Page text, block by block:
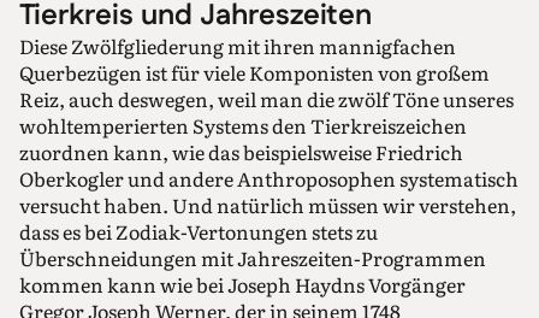
Tierkreis und Jahreszeiten
Diese Zwölfgliederung mit ihren mannigfachen
Querbezügen ist für viele Komponisten von großem
Reiz, auch deswegen, weil man die zwölf Töne unseres
wohltemperierten Systems den Tierkreiszeichen
zuordnen kann, wie das beispielsweise Friedrich
Oberkogler und andere Anthroposophen systematisch
versucht haben. Und natürlich müssen wir verstehen,
dass es bei Zodiak-Vertonungen stets zu
Überschneidungen mit Jahreszeiten-Programmen
kommen kann wie bei Joseph Haydns Vorgänger
Gregor Joseph Werner, der in seinem 1748